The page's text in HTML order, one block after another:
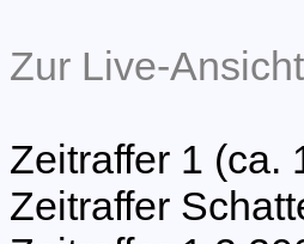
Zur Live-Ansicht
Zeitraffer 1 (ca.
Zeitraffer